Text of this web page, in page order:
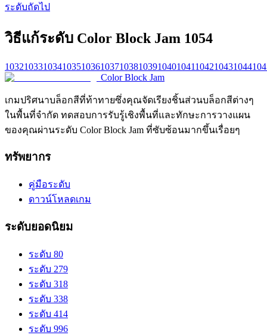
ระดับถัดไป
วิธีแก้ระดับ Color Block Jam 1054
1032103310341035103610371038103910401041104210431044
Color Block Jam
เกมปริศนาบล็อกสีที่ท้าทายซึ่งคุณจัดเรียงชิ้นส่วนบล็อกสีต่างๆ
ในพื้นที่จำกัด ทดสอบการรับรู้เชิงพื้นที่และทักษะการวางแผน
ของคุณผ่านระดับ Color Block Jam ที่ซับซ้อนมากขึ้นเรื่อยๆ
ทรัพยากร
คู่มือระดับ
ดาวน์โหลดเกม
ระดับยอดนิยม
ระดับ 80
ระดับ 279
ระดับ 318
ระดับ 338
ระดับ 414
ระดับ 996